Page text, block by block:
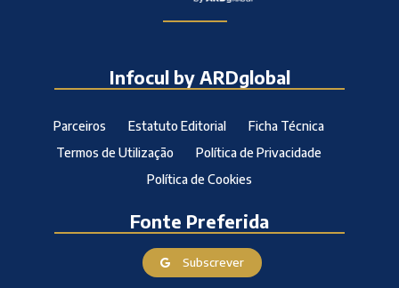
Infocul by ARDglobal
Parceiros Estatuto Editorial
Ficha Técnica
Termos de Utilização
Política de Privacidade
Política de Cookies
Fonte Preferida
Subscrever